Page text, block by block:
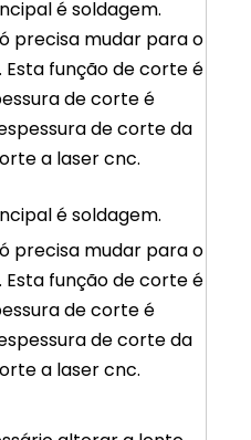
é soldagem.
precisa mudar para o
função de corte é
de corte é
de corte da
a laser cnc.
é soldagem.
precisa mudar para o
função de corte é
de corte é
de corte da
a laser cnc.